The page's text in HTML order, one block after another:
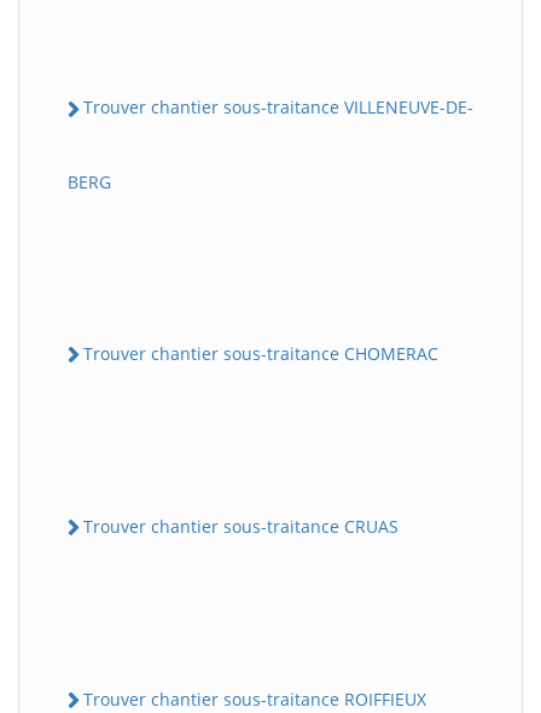
Trouver chantier sous-traitance VILLENEUVE-DE-
BERG
Trouver chantier sous-traitance CHOMERAC
Trouver chantier sous-traitance CRUAS
Trouver chantier sous-traitance ROIFFIEUX